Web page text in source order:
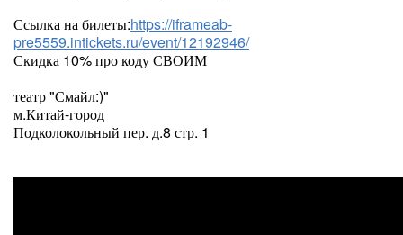
Ссылка на билеты:https://iframeab-
pre5559.intickets.ru/event/12192946/
Скидка 10% про коду СВОИМ
театр "Смайл:)"
м.Китай-город
Подколокольный пер. д.8 стр. 1